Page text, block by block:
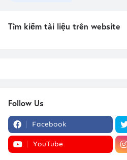
Tìm kiếm tài liệu trên website
Follow Us
Facebook
YouTube